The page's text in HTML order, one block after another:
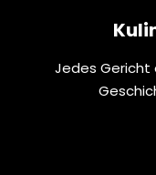
Jedes Gericht